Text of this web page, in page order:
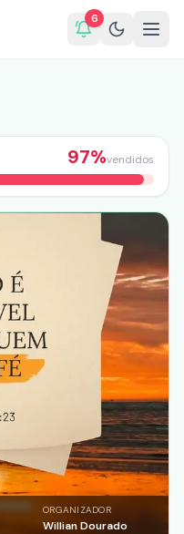
6
97%vendidos
ORGANIZADOR
Willian Dourado